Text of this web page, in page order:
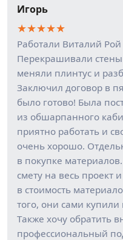
Игорь
★★★★★
Работали Виталий
Перекрашивали
меняли плинтус и
Заключил договор в
было готово! Была
из обшарпанного
приятно работать и
очень хорошо.
в покупке
смету на весь проект
в стоимость
того, они сами
Также хочу обратить
профессиональный